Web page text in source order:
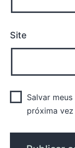
Site
Salvar
próxima